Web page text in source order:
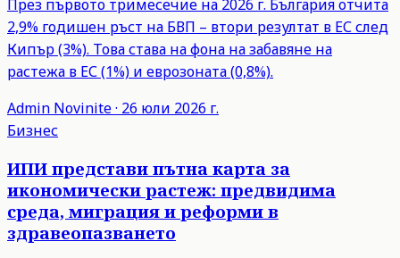
През първото тримесечие на 2026 г. България отчита
2,9% годишен ръст на БВП – втори резултат в ЕС след
Кипър (3%). Това става на фона на забавяне на
растежа в ЕС (1%) и еврозоната (0,8%).
Admin Novinite· 26 юли 2026 г.
Бизнес
ИПИ представи пътна карта за
икономически растеж: предвидима
среда, миграция и реформи в
здравеопазването